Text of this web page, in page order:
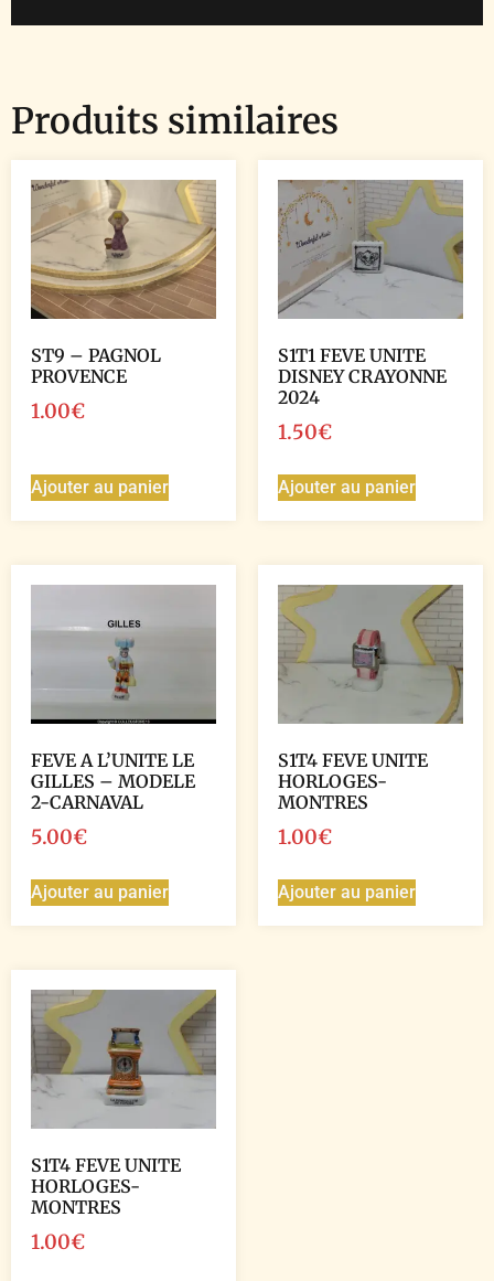
Produits similaires
ST9 – PAGNOL
PROVENCE
1.00€
Ajouter au panier
S1T1 FEVE UNITE
DISNEY CRAYONNE
2024
1.50€
Ajouter au panier
FEVE A L’UNITE LE
GILLES – MODELE
2-CARNAVAL
5.00€
Ajouter au panier
S1T4 FEVE UNITE
HORLOGES-
MONTRES
1.00€
Ajouter au panier
S1T4 FEVE UNITE
HORLOGES-
MONTRES
1.00€